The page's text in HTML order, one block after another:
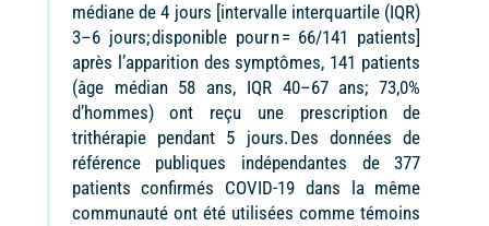
médiane de 4 jours [intervalle interquartile (IQR)
3–6 jours; disponible pour n = 66/141 patients]
après l’apparition des symptômes, 141 patients
(âge médian 58 ans, IQR 40–67 ans; 73,0%
d’hommes) ont reçu une prescription de
trithérapie pendant 5 jours. Des données de
référence publiques indépendantes de 377
patients confirmés COVID-19 dans la même
communauté ont été utilisées comme témoins